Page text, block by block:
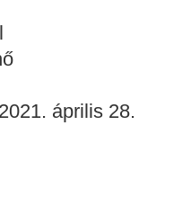
április 28.